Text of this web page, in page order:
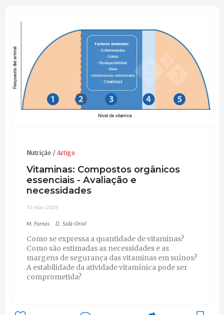
Nutrição Artigo
Vitaminas: Compostos orgânicos
essenciais - Avaliação e
necessidades
10-Nov-2025
M. Fornós D. Solà-Oriol
Como se expressa a quantidade de vitaminas?
Como são estimadas as necessidades e as
margens de segurança das vitaminas em suínos?
A estabilidade da atividade vitamínica pode ser
comprometida?